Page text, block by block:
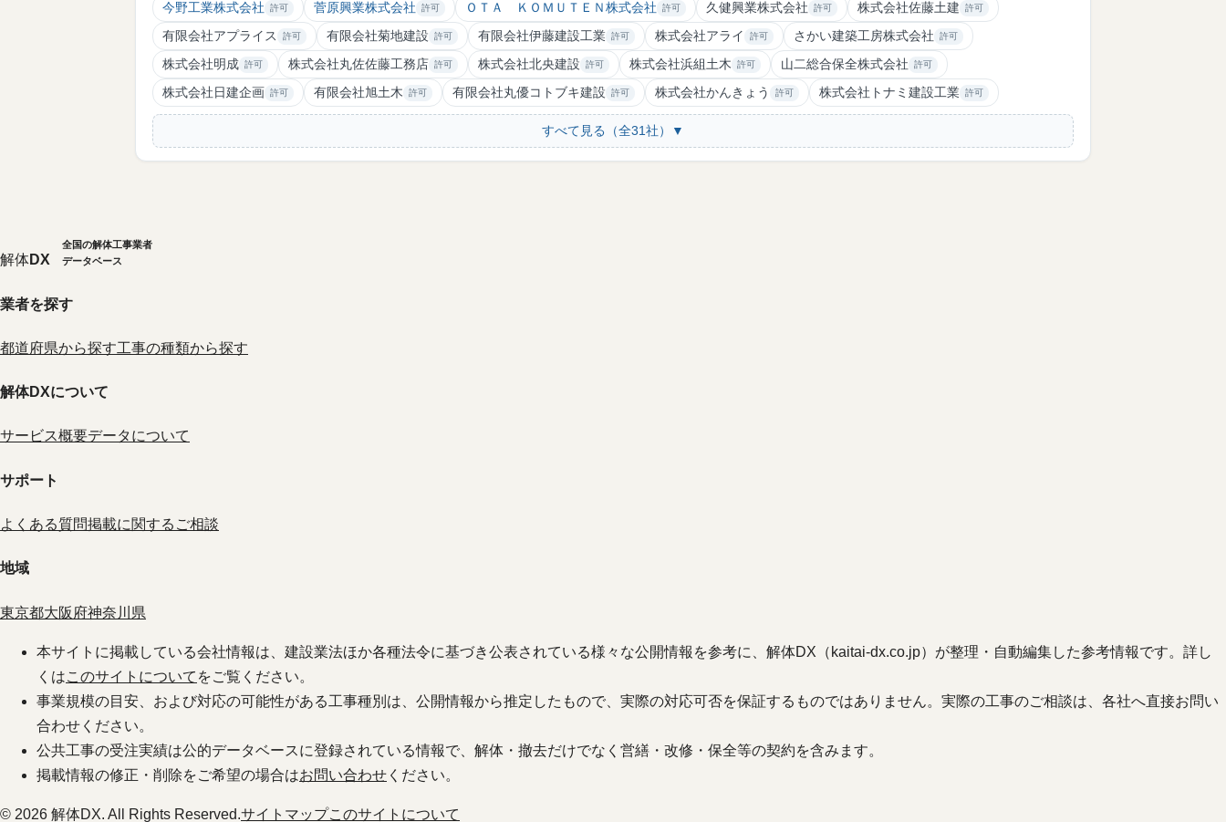
今野工業株式会社 許可 菅原興業株式会社 許可 ＯＴＡ ＫＯＭＵＴＥＮ株式会社 許可 久健興業株式会社 許可 株式会社佐藤土建 許可
有限会社アプライス 許可 有限会社菊地建設 許可 有限会社伊藤建設工業 許可 株式会社アライ 許可 さかい建築工房株式会社 許可
株式会社明成 許可 株式会社丸佐佐藤工務店 許可 株式会社北央建設 許可 株式会社浜組土木 許可 山二総合保全株式会社 許可
株式会社日建企画 許可 有限会社旭土木 許可 有限会社丸優コトブキ建設 許可 株式会社かんきょう 許可 株式会社トナミ建設工業 許可
すべて見る（全31社）▼
解体DX
全国の解体工事業者
データベース
業者を探す
都道府県から探す工事の種類から探す
解体DXについて
サービス概要データについて
サポート
よくある質問掲載に関するご相談
地域
東京都大阪府神奈川県
本サイトに掲載している会社情報は、建設業法ほか各種法令に基づき公表されている様々な公開情報を参考に、解体DX（kaitai-dx.co.jp）が整理・自動編集した参考情報です。詳し
くはこのサイトについて をご覧ください。
事業規模の目安、および対応の可能性がある工事種別は、公開情報から推定したもので、実際の対応可否を保証するものではありません。実際の工事のご相談は、各社へ直接お問い
合わせください。
公共工事の受注実績は公的データベースに登録されている情報で、解体・撤去だけでなく営繕・改修・保全等の契約を含みます。
掲載情報の修正・削除をご希望の場合はお問い合わせ ください。
© 2026 解体DX. All Rights Reserved.サイトマップこのサイトについて